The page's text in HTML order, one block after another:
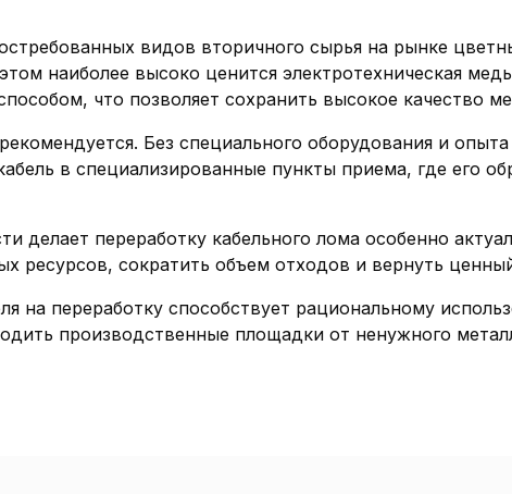
видов вторичного сырья на рынке
наиболее высоко ценится электротехническая
что позволяет сохранить высокое качество
Без специального оборудования и
в специализированные пункты приема, где его
переработку кабельного лома особенно
ресурсов, сократить объем отходов и вернуть
на переработку способствует рациональному
производственные площадки от ненужного